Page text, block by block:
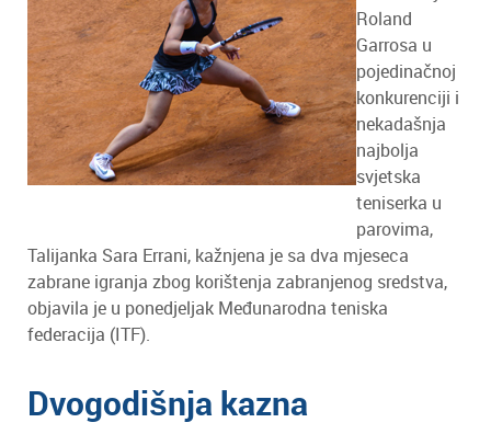
Roland
Garrosa u
pojedinačnoj
konkurenciji i
nekadašnja
najbolja
svjetska
teniserka u
parovima,
Talijanka Sara Errani, kažnjena je sa dva mjeseca
zabrane igranja zbog korištenja zabranjenog sredstva,
objavila je u ponedjeljak Međunarodna teniska
federacija (ITF).
Dvogodišnja kazna